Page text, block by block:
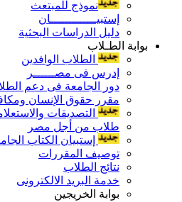
نموذج للمبتعث
إستبيـــــــــــــان
دليل الدراسات البحثية
بوابة الطـلاب
الطلاب الوافدين
إدرس فى مصــــــر
دور الجامعة فى دعم
مقرر حقوق الإنسان
التصديقات
طلاب من أجل مصر
إستبيان الكتاب
توصيف المقررات
نتائج الطلاب
خدمة البريد الالكترونى
بوابة الخريجين